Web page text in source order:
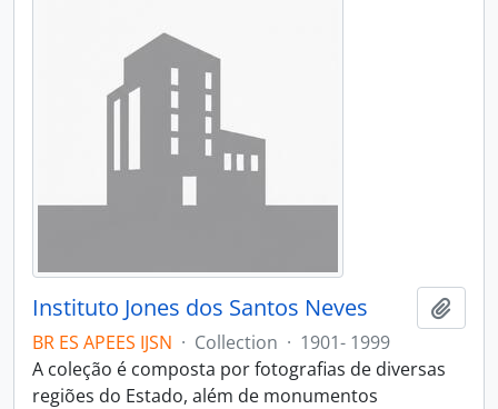
Instituto Jones dos Santos Neves
BR ES APEES IJSN · Collection · 1901- 1999
A coleção é composta por fotografias de diversas
regiões do Estado, além de monumentos